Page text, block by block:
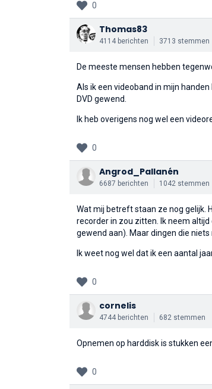
0
Thomas83
4114 berichten 3713 stemmen
De meeste mensen hebben
Als ik een videoband in mijn
DVD gewend.
Ik heb overigens nog wel een
0
Angrod_Pallanén
6687 berichten 1042 stemmen
Wat mij betreft staan ze nog gelijk.
recorder in zou zitten. Ik neem
gewend aan). Maar dingen die
Ik weet nog wel dat ik een aantal
0
cornelis
4744 berichten 682 stemmen
Opnemen op harddisk is stukken
0